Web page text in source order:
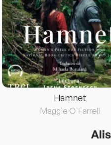
Hamnet
Maggie O'Farrell